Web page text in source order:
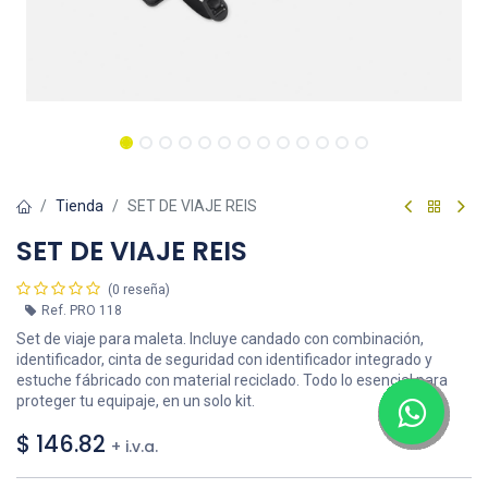
Tienda SET DE VIAJE REIS
SET DE VIAJE REIS
(0 reseña)
Ref. PRO 118
Set de viaje para maleta. Incluye candado con combinación,
identificador, cinta de seguridad con identificador integrado y
estuche fábricado con material reciclado. Todo lo esencial para
proteger tu equipaje, en un solo kit.
$ 146.82 + i.v.a.